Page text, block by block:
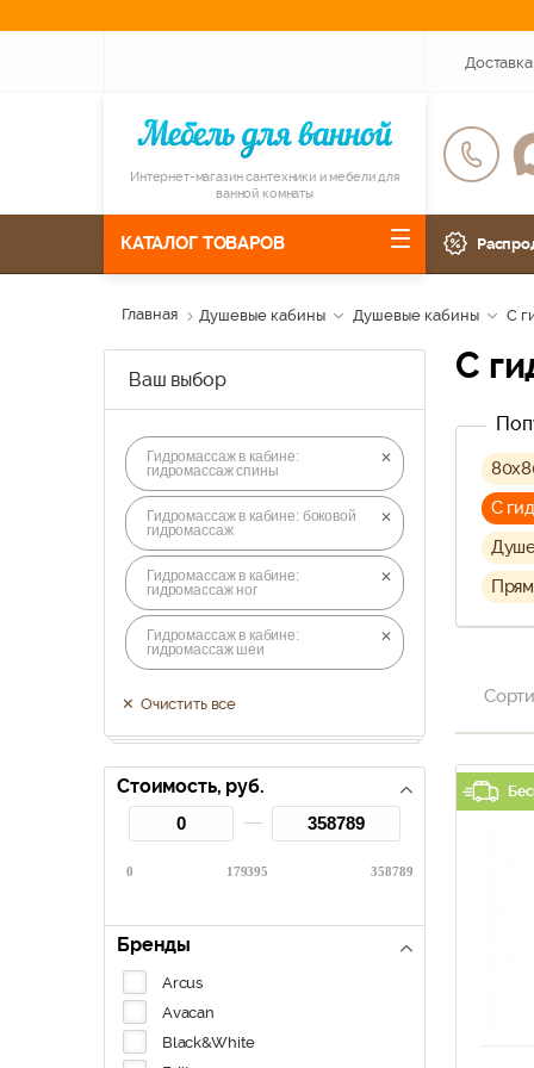
Доставка
Интернет-магазин сантехники и мебели для
ванной комнаты
КАТАЛОГ ТОВАРОВ
Главная Душевые кабины Душевые кабины C
Ваш выбор
Гидромассаж в кабине:
гидромассаж спины
Гидромассаж в кабине: боковой
гидромассаж
Гидромассаж в кабине:
гидромассаж ног
Гидромассаж в кабине:
гидромассаж шеи
Очистить все
Стоимость, руб.
0 179395 358789
Бренды
Arcus
Avacan
Black&White
C
C